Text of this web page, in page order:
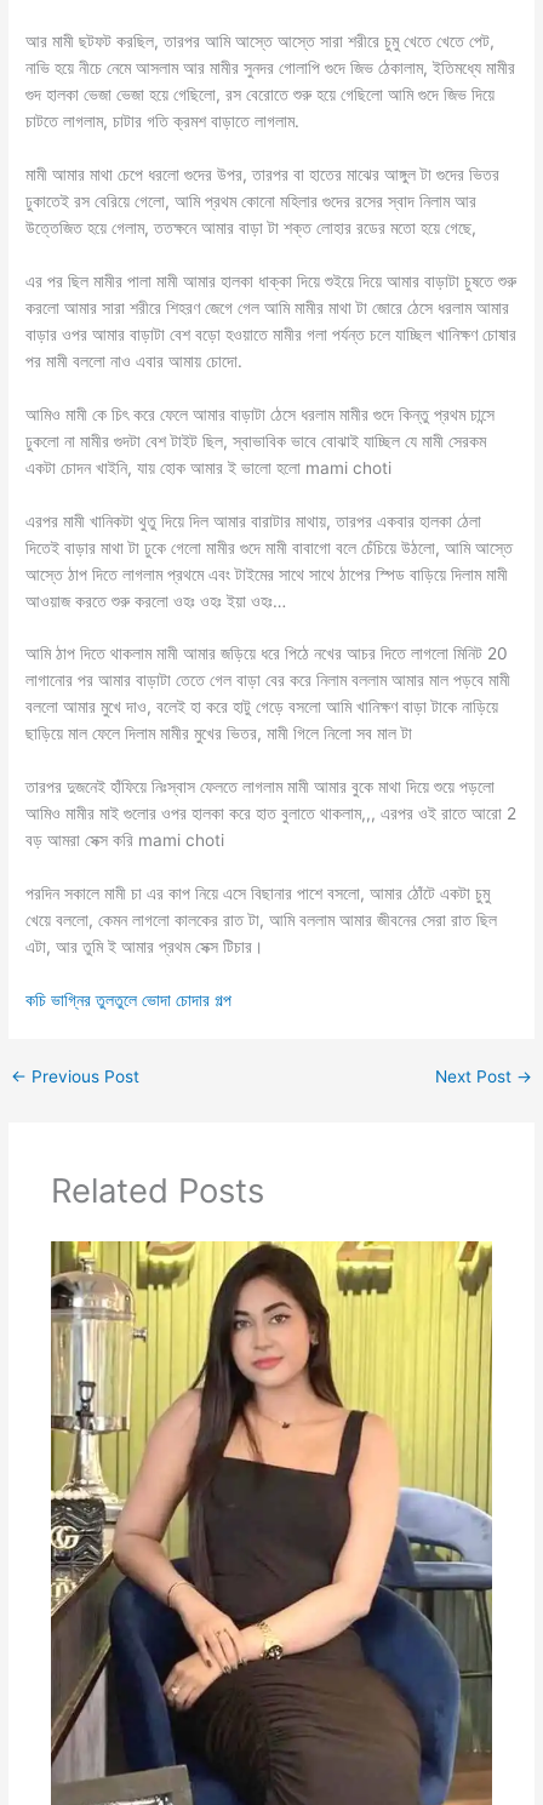
আর মামী ছটফট করছিল, তারপর আমি আস্তে আস্তে সারা শরীরে চুমু খেতে খেতে পেট,
নাভি হয়ে নীচে নেমে আসলাম আর মামীর সুনদর গোলাপি গুদে জিভ ঠেকালাম, ইতিমধ্যে মামীর
গুদ হালকা ভেজা ভেজা হয়ে গেছিলো, রস বেরোতে শুরু হয়ে গেছিলো আমি গুদে জিভ দিয়ে
চাটতে লাগলাম, চাটার গতি ক্রমশ বাড়াতে লাগলাম.
মামী আমার মাথা চেপে ধরলো গুদের উপর, তারপর বা হাতের মাঝের আঙ্গুল টা গুদের ভিতর
ঢুকাতেই রস বেরিয়ে গেলো, আমি প্রথম কোনো মহিলার গুদের রসের স্বাদ নিলাম আর
উত্তেজিত হয়ে গেলাম, ততক্ষনে আমার বাড়া টা শক্ত লোহার রডের মতো হয়ে গেছে,
এর পর ছিল মামীর পালা মামী আমার হালকা ধাক্কা দিয়ে শুইয়ে দিয়ে আমার বাড়াটা চুষতে শুরু
করলো আমার সারা শরীরে শিহরণ জেগে গেল আমি মামীর মাথা টা জোরে ঠেসে ধরলাম আমার
বাড়ার ওপর আমার বাড়াটা বেশ বড়ো হওয়াতে মামীর গলা পর্যন্ত চলে যাচ্ছিল খানিক্ষণ চোষার
পর মামী বললো নাও এবার আমায় চোদো.
আমিও মামী কে চিৎ করে ফেলে আমার বাড়াটা ঠেসে ধরলাম মামীর গুদে কিন্তু প্রথম চান্সে
ঢুকলো না মামীর গুদটা বেশ টাইট ছিল, স্বাভাবিক ভাবে বোঝাই যাচ্ছিল যে মামী সেরকম
একটা চোদন খাইনি, যায় হোক আমার ই ভালো হলো mami choti
এরপর মামী খানিকটা থুতু দিয়ে দিল আমার বারাটার মাথায়, তারপর একবার হালকা ঠেলা
দিতেই বাড়ার মাথা টা ঢুকে গেলো মামীর গুদে মামী বাবাগো বলে চেঁচিয়ে উঠলো, আমি আস্তে
আস্তে ঠাপ দিতে লাগলাম প্রথমে এবং টাইমের সাথে সাথে ঠাপের স্পিড বাড়িয়ে দিলাম মামী
আওয়াজ করতে শুরু করলো ওহঃ ওহঃ ইয়া ওহঃ…
আমি ঠাপ দিতে থাকলাম মামী আমার জড়িয়ে ধরে পিঠে নখের আচর দিতে লাগলো মিনিট 20
লাগানোর পর আমার বাড়াটা তেতে গেল বাড়া বের করে নিলাম বললাম আমার মাল পড়বে মামী
বললো আমার মুখে দাও, বলেই হা করে হাটু গেড়ে বসলো আমি খানিক্ষণ বাড়া টাকে নাড়িয়ে
ছাড়িয়ে মাল ফেলে দিলাম মামীর মুখের ভিতর, মামী গিলে নিলো সব মাল টা
তারপর দুজনেই হাঁফিয়ে নিঃস্বাস ফেলতে লাগলাম মামী আমার বুকে মাথা দিয়ে শুয়ে পড়লো
আমিও মামীর মাই গুলোর ওপর হালকা করে হাত বুলাতে থাকলাম,,, এরপর ওই রাতে আরো 2
বড় আমরা সেক্স করি mami choti
পরদিন সকালে মামী চা এর কাপ নিয়ে এসে বিছানার পাশে বসলো, আমার ঠোঁটে একটা চুমু
খেয়ে বললো, কেমন লাগলো কালকের রাত টা, আমি বললাম আমার জীবনের সেরা রাত ছিল
এটা, আর তুমি ই আমার প্রথম সেক্স টিচার।
কচি ভাগ্নির তুলতুলে ভোদা চোদার গল্প
← Previous Post Next Post →
Related Posts